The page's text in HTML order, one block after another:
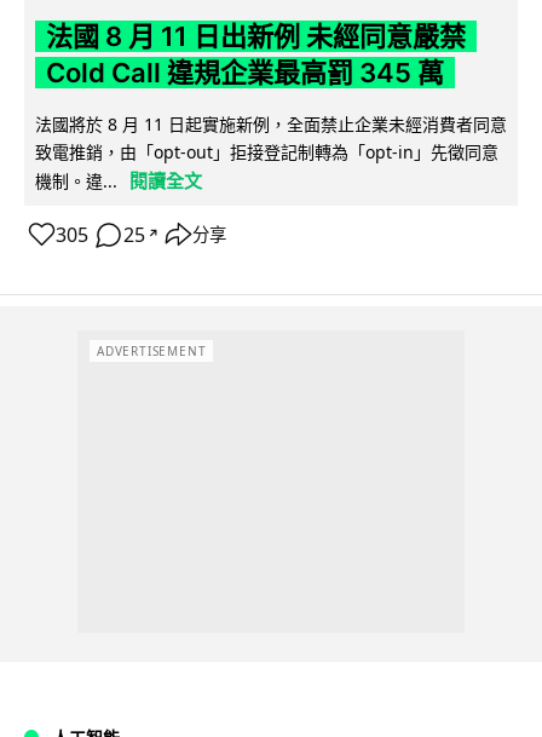
法國 8 月 11 日出新例 未經同意嚴禁
Cold Call 違規企業最高罰 345 萬
法國將於 8 月 11 日起實施新例，全面禁止企業未經消費者同意
致電推銷，由「opt-out」拒接登記制轉為「opt-in」先徵同意
機制。違...
閱讀全文
305 25 ↗ 分享
ADVERTISEMENT